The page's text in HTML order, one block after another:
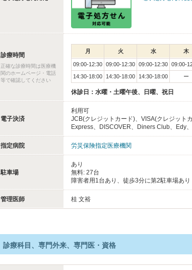
診療時間
正確な診療時間は医療機
関のホームページ・電話
等で確認してください
月 火 水 木
09:00-12:30 09:00-12:30 09:00-12:30 09:00-
14:30-18:00
14:30-18:00 14:30-18:00 ー
休診日：水曜・土曜午後、日曜、祝日
電子決済
利用可
JCB(クレジットカード)、VISA(クレジット
Express、DISCOVER、Diners Club、Edy
指定病院 労災保険指定医療機関
駐車場
あり
無料: 27台
障害者用1台あり、徒歩3分に第2駐車場あり
管理医師 桂 文裕
診療科目、専門外来、専門医・資格